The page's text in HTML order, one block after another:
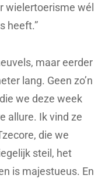
wielertoerisme wél
heeft.”
maar eerder
lang. Geen zo’n
we deze week
allure. Ik vind ze
die we
steil, het
is majestueus. En